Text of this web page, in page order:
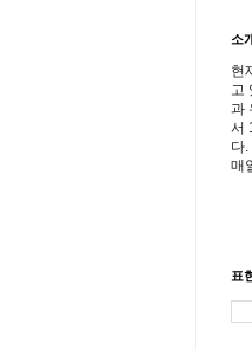
소
현
고
과
서
다
매
표